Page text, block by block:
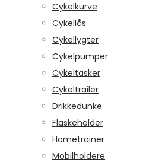
Cykelkurve
Cykellås
Cykellygter
Cykelpumper
Cykeltasker
Cykeltrailer
Drikkedunke
Flaskeholder
Hometrainer
Mobilholdere